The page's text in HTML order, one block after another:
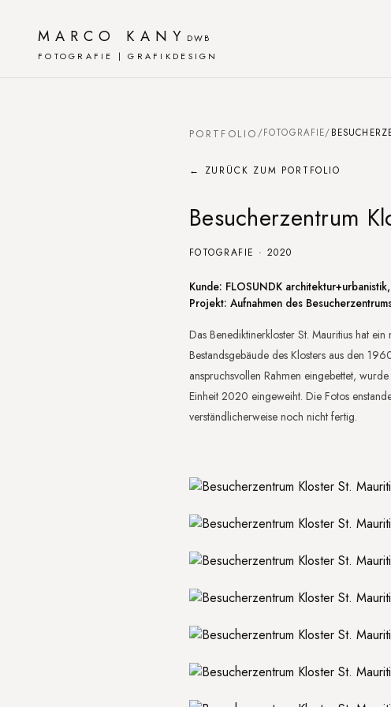
MARCO KANY DWB
FOTOGRAFIE | GRAFIKDESIGN
PORTFOLIO /FOTOGRAFIE/
← ZURÜCK ZUM PORTFOLIO
Besucherzentrum
FOTOGRAFIE · 2020
Projektbeschreibung
Kunde: FLOSUNDK
Projekt: Aufnahmen des
Das Benediktinerkloster St. Mauritius hat
Bestandsgebäude des Klosters aus den
anspruchsvollen Rahmen eingebettet,
Einheit 2020 eingeweiht. Die Fotos
verständlicherweise noch nicht fertig.